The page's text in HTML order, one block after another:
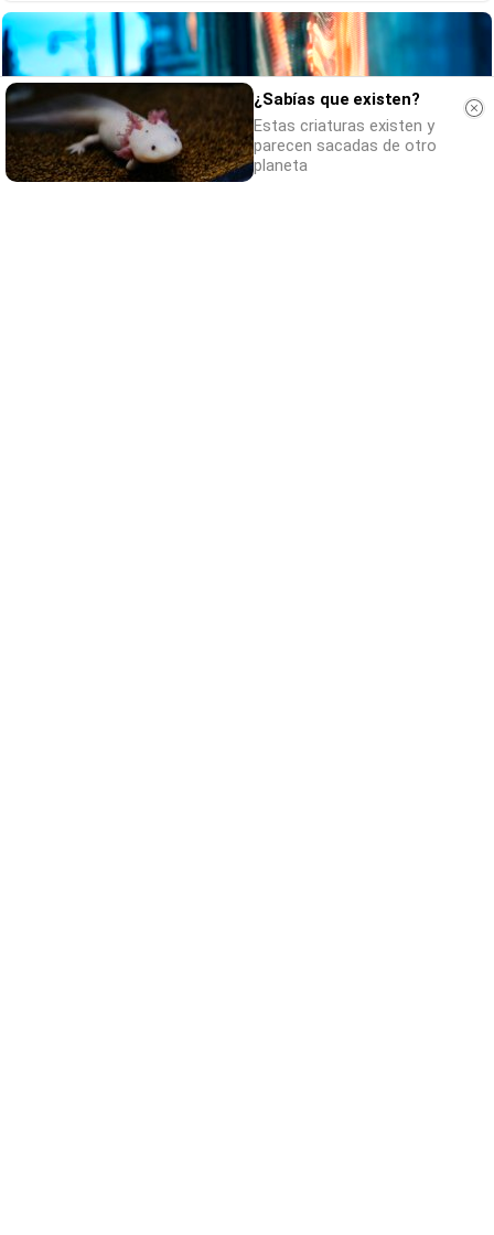
¿Sabías que existen?
Estas criaturas existen y
parecen sacadas de otro
planeta